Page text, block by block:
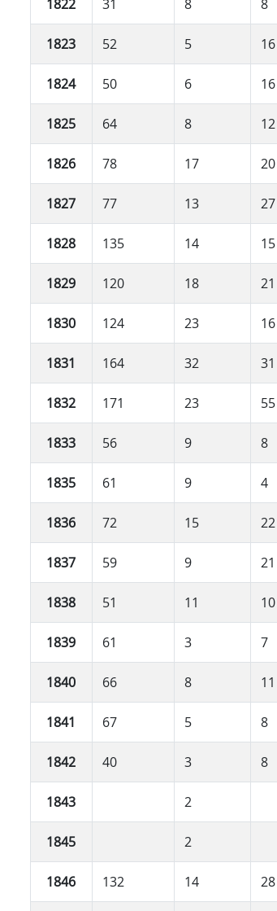
1822 31 8 8
1823 52 5 16
1824 50 6 16
1825 64 8 12
1826 78 17 20
1827 77 13 27
1828 135 14 15
1829 120 18 21
1830 124 23 16
1831 164 32 31
1832 171 23 55
1833 56 9 8
1835 61 9 4
1836 72 15 22
1837 59 9 21
1838 51 11 10
1839 61 3 7
1840 66 8 11
1841 67 5 8
1842 40 3 8
1843 2
1845 2
1846 132 14 28